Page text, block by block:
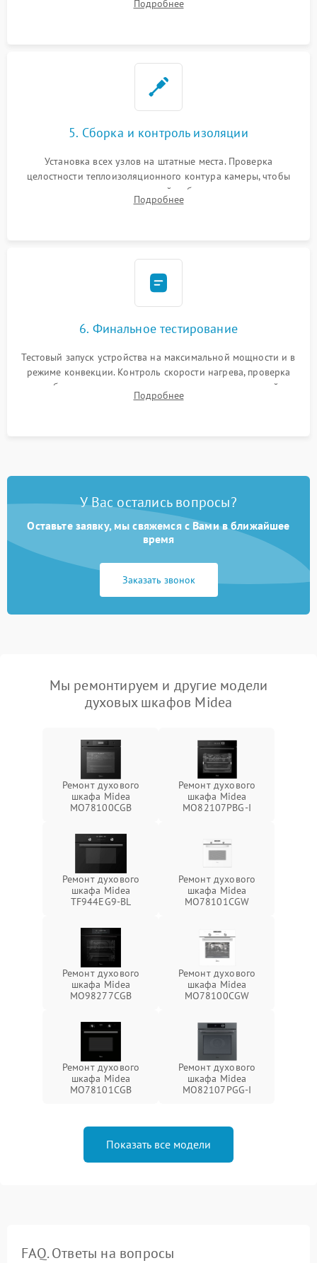
выгоревших реле, восстановление контактов и замена
Подробнее
5. Сборка и контроль изоляции
Установка всех узлов на штатные места. Проверка
целостности теплоизоляционного контура камеры, чтобы
исключить перегрев кухонной мебели и потерю тепла.
Надежная фиксация клемм и сборка корпуса шкафа.
Подробнее
6. Финальное тестирование
Тестовый запуск устройства на максимальной мощности и в
режиме конвекции. Контроль скорости нагрева, проверка
срабатывания термостата при достижении заданной
температуры и тест на отсутствие утечек тока.
Подробнее
У Вас остались вопросы?
Оставьте заявку, мы свяжемся с Вами в ближайшее
время
Заказать звонок
Мы ремонтируем и другие модели
духовых шкафов Midea
Ремонт духового
шкафа Midea
MO78100CGB
Ремонт духового
шкафа Midea
MO82107PBG-I
Ремонт духового
шкафа Midea
TF944EG9-BL
Ремонт духового
шкафа Midea
MO78101CGW
Ремонт духового
шкафа Midea
MO98277CGB
Ремонт духового
шкафа Midea
MO78100CGW
Ремонт духового
шкафа Midea
MO78101CGB
Ремонт духового
шкафа Midea
MO82107PGG-I
Показать все модели
FAQ. Ответы на вопросы